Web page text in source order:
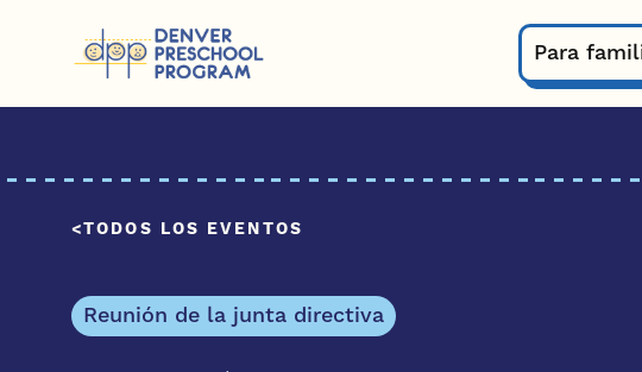
Para
TODOS LOS EVENTOS
Reunión de la junta directiva